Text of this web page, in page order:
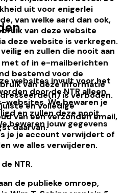
uit voor enigerlei
van welke aard dan ook,
van deze website
deze website is verkregen.
of in e-mailberichten
bestemd voor de
van deze informatie
is verboden.
en volledige
van een verzonden email,
daarvan.
en zullen die nooit aan
websites invult voor het
door de NTR alleen
websites. We bewaren je
en zullen deze nooit
bewaren jouw gegevens
je je account verwijdert of
we alles verwijderen.
NTR.
de publieke omroep,